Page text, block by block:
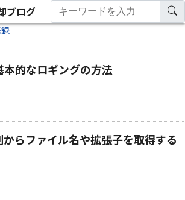
ブログ
的なロギングの方法
らファイル名や拡張子を取得する